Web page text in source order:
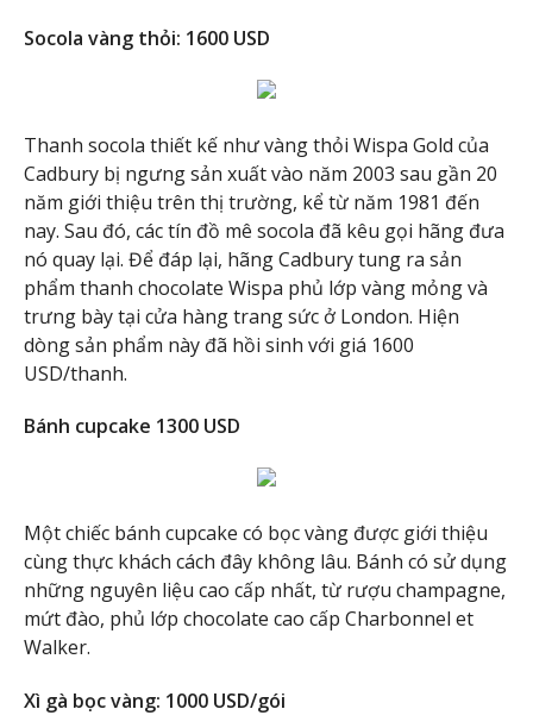
Socola vàng thỏi: 1600 USD
Thanh socola thiết kế như vàng thỏi Wispa Gold của
Cadbury bị ngưng sản xuất vào năm 2003 sau gần 20
năm giới thiệu trên thị trường, kể từ năm 1981 đến
nay. Sau đó, các tín đồ mê socola đã kêu gọi hãng đưa
nó quay lại. Để đáp lại, hãng Cadbury tung ra sản
phẩm thanh chocolate Wispa phủ lớp vàng mỏng và
trưng bày tại cửa hàng trang sức ở London. Hiện
dòng sản phẩm này đã hồi sinh với giá 1600
USD/thanh.
Bánh cupcake 1300 USD
Một chiếc bánh cupcake có bọc vàng được giới thiệu
cùng thực khách cách đây không lâu. Bánh có sử dụng
những nguyên liệu cao cấp nhất, từ rượu champagne,
mứt đào, phủ lớp chocolate cao cấp Charbonnel et
Walker.
Xì gà bọc vàng: 1000 USD/gói